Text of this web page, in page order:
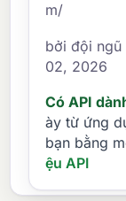
m/
bởi đội ngũ
02, 2026
Có API
ày từ ứng
bạn bằng
ệu API